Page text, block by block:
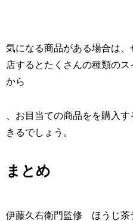
気になる商品がある場合は、
店するとたくさんの種類のス
から
、お目当ての商品をを購入
きるでしょう。
まとめ
伊藤久右衛門監修 ほうじ茶